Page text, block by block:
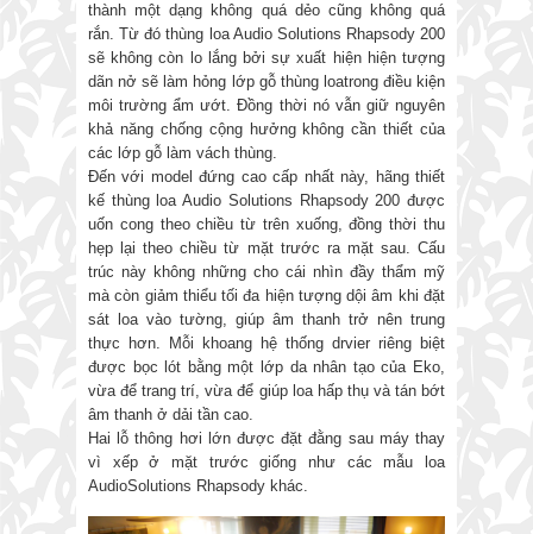
thành một dạng không quá dẻo cũng không quá
rắn. Từ đó thùng loa Audio Solutions Rhapsody 200
sẽ không còn lo lắng bởi sự xuất hiện hiện tượng
dãn nở sẽ làm hỏng lớp gỗ thùng loatrong điều kiện
môi trường ẩm ướt. Đồng thời nó vẫn giữ nguyên
khả năng chống cộng hưởng không cần thiết của
các lớp gỗ làm vách thùng.
Đến với model đứng cao cấp nhất này, hãng thiết
kế thùng loa Audio Solutions Rhapsody 200 được
uốn cong theo chiều từ trên xuống, đồng thời thu
hẹp lại theo chiều từ mặt trước ra mặt sau. Cấu
trúc này không những cho cái nhìn đầy thẩm mỹ
mà còn giảm thiểu tối đa hiện tượng dội âm khi đặt
sát loa vào tường, giúp âm thanh trở nên trung
thực hơn. Mỗi khoang hệ thống drvier riêng biệt
được bọc lót bằng một lớp da nhân tạo của Eko,
vừa để trang trí, vừa để giúp loa hấp thụ và tán bớt
âm thanh ở dải tần cao.
Hai lỗ thông hơi lớn được đặt đằng sau máy thay
vì xếp ở mặt trước giống như các mẫu loa
AudioSolutions Rhapsody khác.